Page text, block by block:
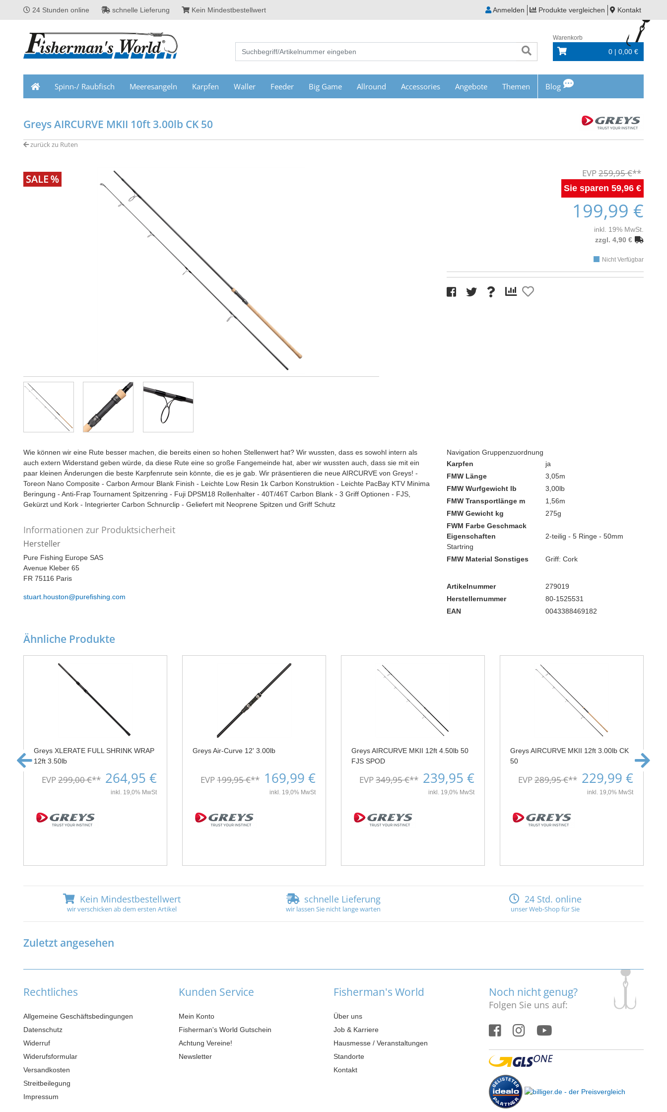
24 Stunden online schnelle Lieferung Kein Mindestbestellwert Anmelden Produkte vergleichen Kontakt
Warenkorb
0 | 0,00 €
Spinn-/ Raubfisch Meeresangeln Karpfen Waller Feeder Big Game Allround Accessories Angebote Themen Blog
Greys AIRCURVE MKII 10ft 3.00lb CK 50
zurück zu Ruten
259,95 €
59,96 €
199,99 €
inkl. 19% MwSt.
zzgl. 4,90 €
Nicht Verfügbar
Wie können wir eine Rute besser machen, die bereits einen so hohen Stellenwert hat? Wir wussten, dass es sowohl intern als
auch extern Widerstand geben würde, da diese Rute eine so große Fangemeinde hat, aber wir wussten auch, dass sie mit ein
paar kleinen Änderungen die beste Karpfenrute sein könnte, die es je gab. Wir präsentieren die neue AIRCURVE von Greys! -
Toreon Nano Composite - Carbon Armour Blank Finish - Leichte Low Resin 1k Carbon Konstruktion - Leichte PacBay KTV Minima
Beringung - Anti-Frap Tournament Spitzenring - Fuji DPSM18 Rollenhalter - 40T/46T Carbon Blank - 3 Griff Optionen - FJS,
Gekürzt und Kork - Integrierter Carbon Schnurclip - Geliefert mit Neoprene Spitzen und Griff Schutz
Informationen zur Produktsicherheit
Hersteller
Pure Fishing Europe SAS
Avenue Kleber 65
FR 75116 Paris
stuart.houston@purefishing.com
Navigation Gruppenzuordnung
Karpfen
ja
FMW Länge
3,05m
FMW Wurfgewicht lb
3,00lb
FMW Transportlänge m
1,56m
FMW Gewicht kg
275g
FWM Farbe Geschmack
Eigenschaften
2-teilig - 5 Ringe - 50mm
Startring
FMW Material Sonstiges
Griff: Cork
Artikelnummer
279019
Herstellernummer
80-1525531
EAN
0043388469182
Ähnliche Produkte
Greys XLERATE FULL SHRINK WRAP
12ft 3.50lb
EVP299,00 €** 264,95 €
inkl. 19,0% MwSt
Greys Air-Curve 12' 3.00lb
EVP199,95 €** 169,99 €
inkl. 19,0% MwSt
Greys AIRCURVE MKII 12ft 4.50lb 50
FJS SPOD
EVP349,95 €** 239,95 €
inkl. 19,0% MwSt
Greys AIRCURVE MKII 12ft 3.00lb CK
50
EVP289,95 €** 229,99 €
inkl. 19,0% MwSt
Kein Mindestbestellwert
wir verschicken ab dem ersten Artikel
schnelle Lieferung
wir lassen Sie nicht lange warten
24 Std. online
unser Web-Shop für Sie
Zuletzt angesehen
Rechtliches
Allgemeine Geschäftsbedingungen
Datenschutz
Widerruf
Widerufsformular
Versandkosten
Streitbeilegung
Impressum
Kunden Service
Mein Konto
Fisherman's World Gutschein
Achtung Vereine!
Newsletter
Fisherman's World
Über uns
Job & Karriere
Hausmesse / Veranstaltungen
Standorte
Kontakt
Noch nicht genug?
Folgen Sie uns auf: